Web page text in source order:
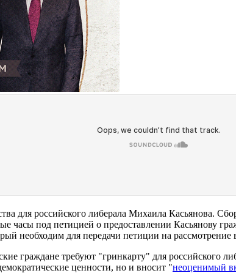
для российского либерала Михаила Касьянова.
часы под петицией о предоставлении Касьянову
необходим для передачи петиции на рассмотрение
граждане требуют "гринкарту" для российского
ценности, но и вносит "неоценимый